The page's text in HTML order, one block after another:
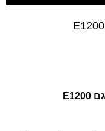
E1200